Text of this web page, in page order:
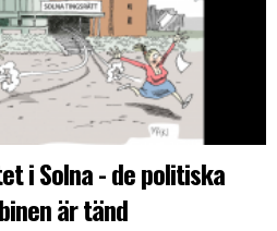
i Solna - de politiska
är tänd